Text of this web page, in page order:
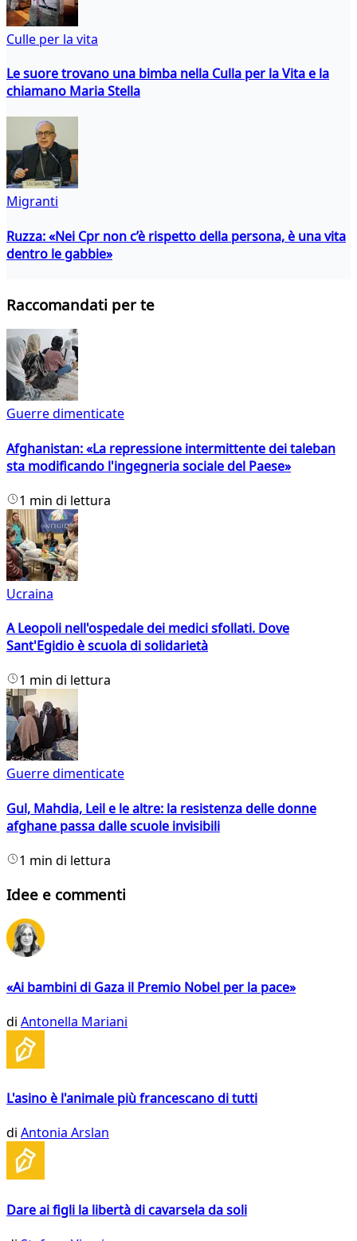
Culle per la vita
Le suore trovano una bimba nella Culla per la Vita e la
chiamano Maria Stella
Migranti
Ruzza: «Nei Cpr non c’è rispetto della persona, è una vita
dentro le gabbie»
Raccomandati per te
Guerre dimenticate
Afghanistan: «La repressione intermittente dei taleban
sta modificando l'ingegneria sociale del Paese»
1 min di lettura
Ucraina
A Leopoli nell'ospedale dei medici sfollati. Dove
Sant'Egidio è scuola di solidarietà
1 min di lettura
Guerre dimenticate
Gul, Mahdia, Leil e le altre: la resistenza delle donne
afghane passa dalle scuole invisibili
1 min di lettura
Idee e commenti
«Ai bambini di Gaza il Premio Nobel per la pace»
di Antonella Mariani
L'asino è l'animale più francescano di tutti
di Antonia Arslan
Dare ai figli la libertà di cavarsela da soli